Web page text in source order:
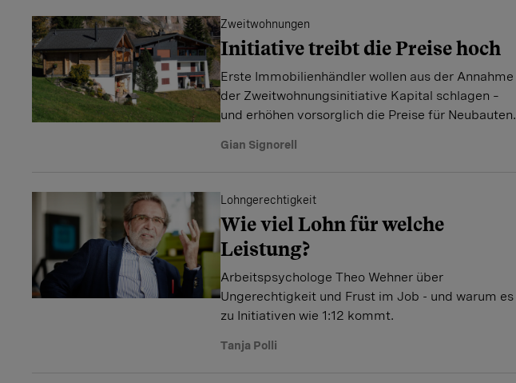
Zweitwohnungen
Initiative treibt die Preise hoch
Erste Immobilienhändler wollen aus der Annahme
der Zweitwohnungsinitiative Kapital schlagen –
und erhöhen vorsorglich die Preise für Neubauten.
Gian Signorell
Lohngerechtigkeit
Wie viel Lohn für welche
Leistung?
Arbeitspsychologe Theo Wehner über
Ungerechtigkeit und Frust im Job - und warum es
zu Initiativen wie 1:12 kommt.
Tanja Polli